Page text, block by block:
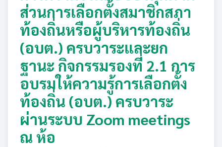
ส่วนการเลือกตั้งสมาชิกสภา
ท้องถิ่นหรือผู้บริหารท้องถิ่น
(อบต.) ครบวาระและยก
ฐานะ กิจกรรมรองที่ 2.1 การ
อบรมให้ความรู้การเลือกตั้ง
ท้องถิ่น (อบต.) ครบวาระ
ผ่านระบบ Zoom meetings
ณ ห้อ